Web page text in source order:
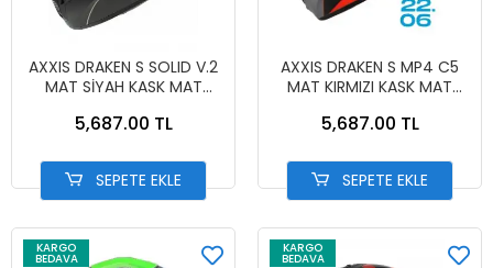
AXXIS DRAKEN S SOLID V.2
MAT SİYAH KASK MAT
5,687.00 TL
SEPETE EKLE
AXXIS DRAKEN S MP4 C5
MAT KIRMIZI KASK MAT
5,687.00 TL
SEPETE EKLE
KARGO
BEDAVA
KARGO
BEDAVA